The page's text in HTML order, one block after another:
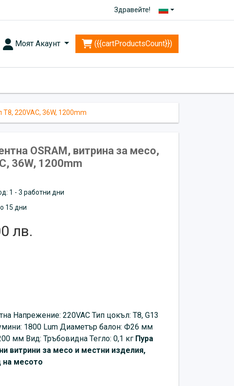
Здравейте!
Моят Акаунт ({{cartProductsCount}})
220VAC, 36W, 1200mm
OSRAM, витрина за месо,
36W, 1200mm
1 - 3 работни дни
15 дни
лв.
Напрежение: 220VAC Тип цокъл: T8, G13
1800 Lum Диаметър балон: Ф26 мм
мм Вид: Тръбовидна Тегло: 0,1 кг Пура
витрини за месо и местни изделия,
на месото